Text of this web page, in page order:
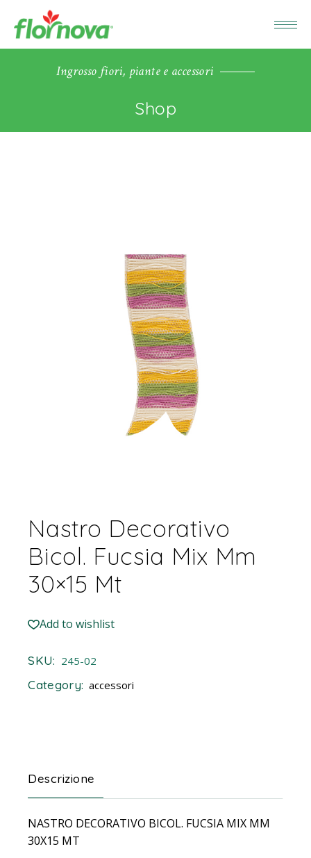
Ingrosso fiori, piante e accessori
Shop
Nastro Decorativo
Bicol. Fucsia Mix Mm
30×15 Mt
Add to wishlist
SKU: 245-02
Category: accessori
Descrizione
NASTRO DECORATIVO BICOL. FUCSIA MIX MM
30X15 MT